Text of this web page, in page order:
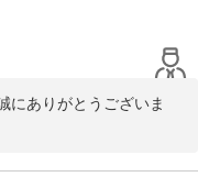
いと思います。素敵な時間
にありがとうございま
写真と共にご投稿頂き
館の食事にも温かいお言